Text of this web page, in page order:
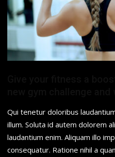
Qui tenetur doloribus
illum. Soluta id autem dolorem
laudantium enim. Aliquam illo
consequatur. Ratione nihil a